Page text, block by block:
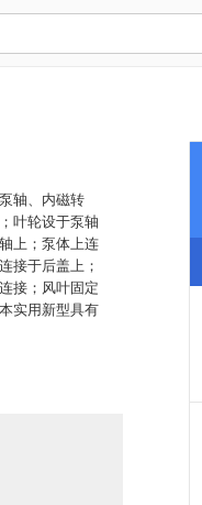
轴、内磁转
叶轮设于泵轴
上；泵体上连
接于后盖上；
接；风叶固定
实用新型具有